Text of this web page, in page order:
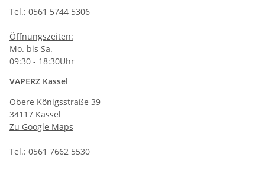
Tel.: 0561 5744 5306
Öffnungszeiten:
Mo. bis Sa.
09:30 - 18:30Uhr
VAPERZ Kassel
Obere Königsstraße 39
34117 Kassel
Zu Google Maps
Tel.: 0561 7662 5530